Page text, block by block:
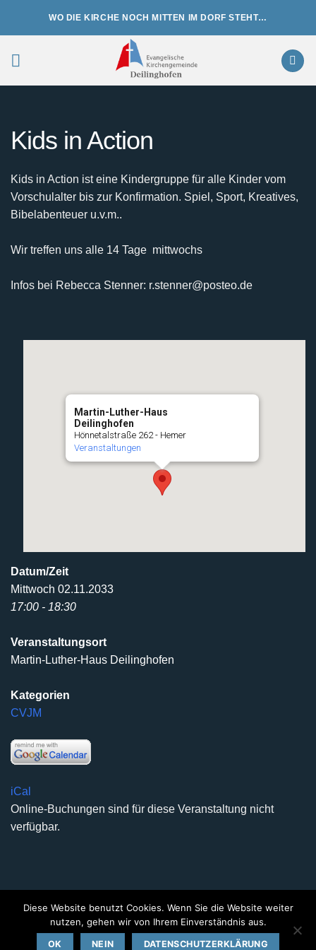
WO DIE KIRCHE NOCH MITTEN IM DORF STEHT…
Kids in Action
Kids in Action ist eine Kindergruppe für alle Kinder vom
Vorschulalter bis zur Konfirmation. Spiel, Sport, Kreatives,
Bibelabenteuer u.v.m..
Wir treffen uns alle 14 Tage mittwochs
Infos bei Rebecca Stenner: r.stenner@posteo.de
Martin-Luther-Haus
Deilinghofen
Hönnetalstraße 262 - Hemer
Veranstaltungen
Datum/Zeit
Mittwoch 02.11.2033
17:00 - 18:30
Veranstaltungsort
Martin-Luther-Haus Deilinghofen
Kategorien
CVJM
iCal
Online-Buchungen sind für diese Veranstaltung nicht
verfügbar.
DATENSCHUTZERKLÄRUNG IMPRESSUM KONTAKT
Copyright 2026 ©Kirchengemeinde Deilinghofen- Design
Diese Website benutzt Cookies. Wenn Sie die Website weiter
nutzen, gehen wir von Ihrem Einverständnis aus.
OK NEIN DATENSCHUTZERKLÄRUNG